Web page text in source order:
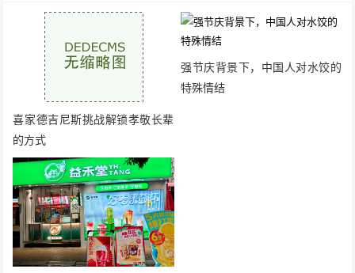
喜家德吉尼斯挑战解锁孝敬长辈
的方式
强节庆背景下，中国人对水饺的
特殊情结